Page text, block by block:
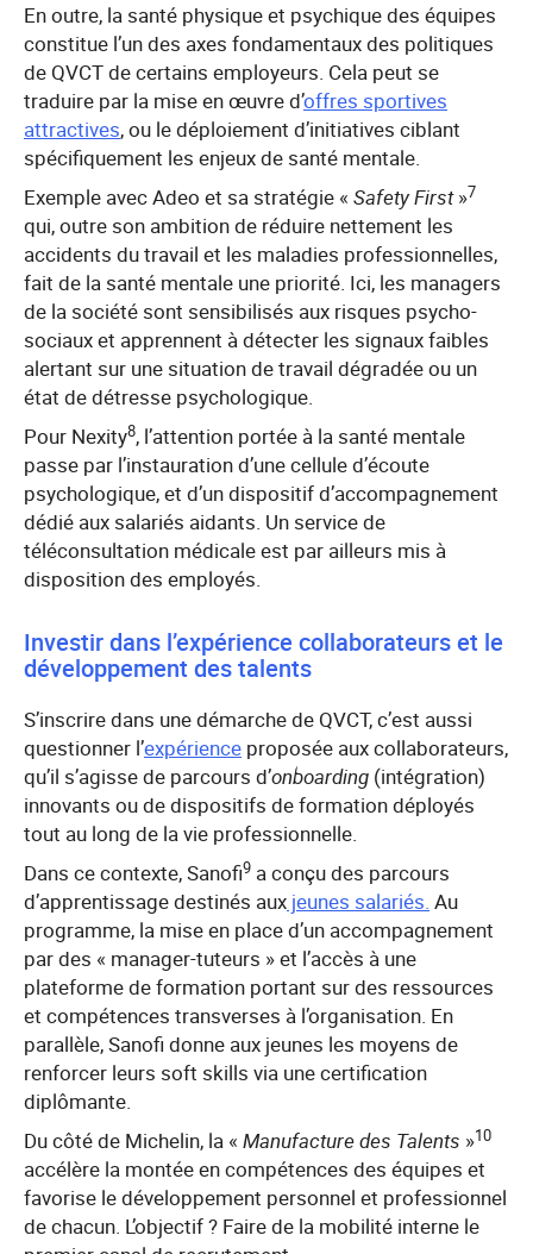
En outre, la santé physique et psychique des équipes
constitue l’un des axes fondamentaux des politiques
de QVCT de certains employeurs. Cela peut se
traduire par la mise en œuvre d’offres sportives
attractives, ou le déploiement d’initiatives ciblant
spécifiquement les enjeux de santé mentale.
Exemple avec Adeo et sa stratégie « Safety First»7
qui, outre son ambition de réduire nettement les
accidents du travail et les maladies professionnelles,
fait de la santé mentale une priorité. Ici, les managers
de la société sont sensibilisés aux risques psycho-
sociaux et apprennent à détecter les signaux faibles
alertant sur une situation de travail dégradée ou un
état de détresse psychologique.
Pour Nexity8, l’attention portée à la santé mentale
passe par l’instauration d’une cellule d’écoute
psychologique, et d’un dispositif d’accompagnement
dédié aux salariés aidants. Un service de
téléconsultation médicale est par ailleurs mis à
disposition des employés.
Investir dans l’expérience collaborateurs et le
développement des talents
S’inscrire dans une démarche de QVCT, c’est aussi
questionner l’expérience proposée aux collaborateurs,
qu’il s’agisse de parcours d’onboarding (intégration)
innovants ou de dispositifs de formation déployés
tout au long de la vie professionnelle.
Dans ce contexte, Sanofi9 a conçu des parcours
d’apprentissage destinés aux jeunes salariés. Au
programme, la mise en place d’un accompagnement
par des « manager-tuteurs » et l’accès à une
plateforme de formation portant sur des ressources
et compétences transverses à l’organisation. En
parallèle, Sanofi donne aux jeunes les moyens de
renforcer leurs soft skills via une certification
diplômante.
Du côté de Michelin, la « Manufacture des Talents »10
accélère la montée en compétences des équipes et
favorise le développement personnel et professionnel
de chacun. L’objectif ? Faire de la mobilité interne le